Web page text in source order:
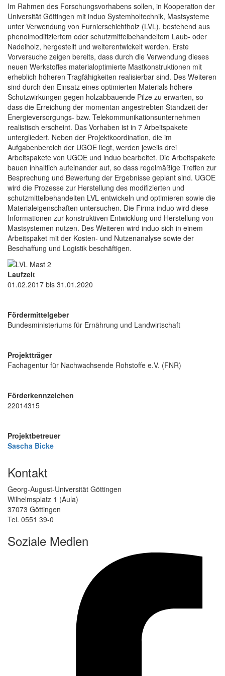
Im Rahmen des Forschungsvorhabens sollen, in Kooperation der
Universität Göttingen mit induo Systemholtechnik, Mastsysteme
unter Verwendung von Furnierschichtholz (LVL), bestehend aus
phenolmodifiziertem oder schutzmittelbehandeltem Laub- oder
Nadelholz, hergestellt und weiterentwickelt werden. Erste
Vorversuche zeigen bereits, dass durch die Verwendung dieses
neuen Werkstoffes materialoptimierte Mastkonstruktionen mit
erheblich höheren Tragfähigkeiten realisierbar sind. Des Weiteren
sind durch den Einsatz eines optimierten Materials höhere
Schutzwirkungen gegen holzabbauende Pilze zu erwarten, so
dass die Erreichung der momentan angestrebten Standzeit der
Energieversorgungs- bzw. Telekommunikationsunternehmen
realistisch erscheint. Das Vorhaben ist in 7 Arbeitspakete
untergliedert. Neben der Projektkoordination, die im
Aufgabenbereich der UGOE liegt, werden jeweils drei
Arbeitspakete von UGOE und induo bearbeitet. Die Arbeitspakete
bauen inhaltlich aufeinander auf, so dass regelmäßige Treffen zur
Besprechung und Bewertung der Ergebnisse geplant sind. UGOE
wird die Prozesse zur Herstellung des modifizierten und
schutzmittelbehandelten LVL entwickeln und optimieren sowie die
Materialeigenschaften untersuchen. Die Firma induo wird diese
Informationen zur konstruktiven Entwicklung und Herstellung von
Mastsystemen nutzen. Des Weiteren wird induo sich in einem
Arbeitspaket mit der Kosten- und Nutzenanalyse sowie der
Beschaffung und Logistik beschäftigen.
Laufzeit
01.02.2017 bis 31.01.2020
Fördermittelgeber
Bundesministeriums für Ernährung und Landwirtschaft
Projektträger
Fachagentur für Nachwachsende Rohstoffe e.V. (FNR)
Förderkennzeichen
22014315
Projektbetreuer
Sascha Bicke
Kontakt
Georg-August-Universität Göttingen
Wilhelmsplatz 1 (Aula)
37073 Göttingen
Tel. 0551 39-0
Soziale Medien